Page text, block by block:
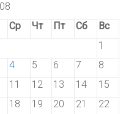
Ср Чт Пт Сб
Вс
1
4 5 6 7
8
11 12 13 14
15
18 19 20 21
22